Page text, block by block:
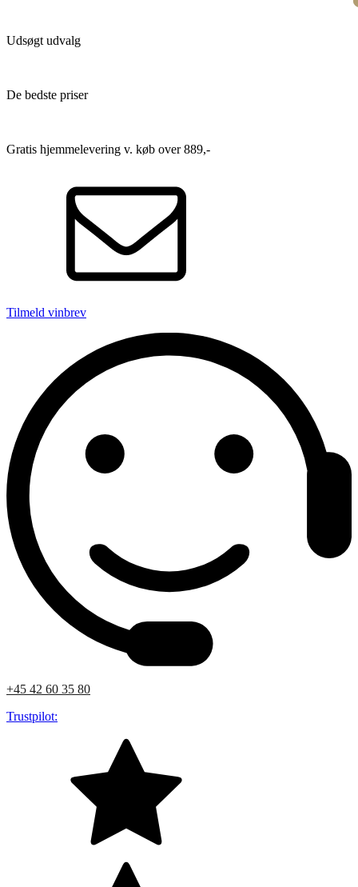
Udsøgt udvalg
De bedste priser
Gratis hjemmelevering v. køb over 889,-
Tilmeld vinbrev
+45 42 60 35 80
Trustpilot: